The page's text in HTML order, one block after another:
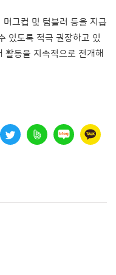
그컵 및 텀블러 등을 지급
있도록 적극 권장하고 있
활동을 지속적으로 전개해